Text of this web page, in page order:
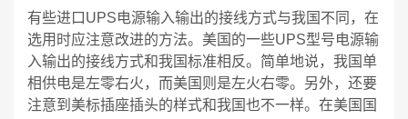
有些进口UPS电源输入输出的接线方式与我国不同，在
选用时应注意改进的方法。美国的一些UPS型号电源输
入输出的接线方式和我国标准相反。简单地说，我国单
相供电是左零右火，而美国则是左火右零。另外，还要
注意到美标插座插头的样式和我国也不一样。在美国国